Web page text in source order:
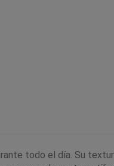
todo el día. Su